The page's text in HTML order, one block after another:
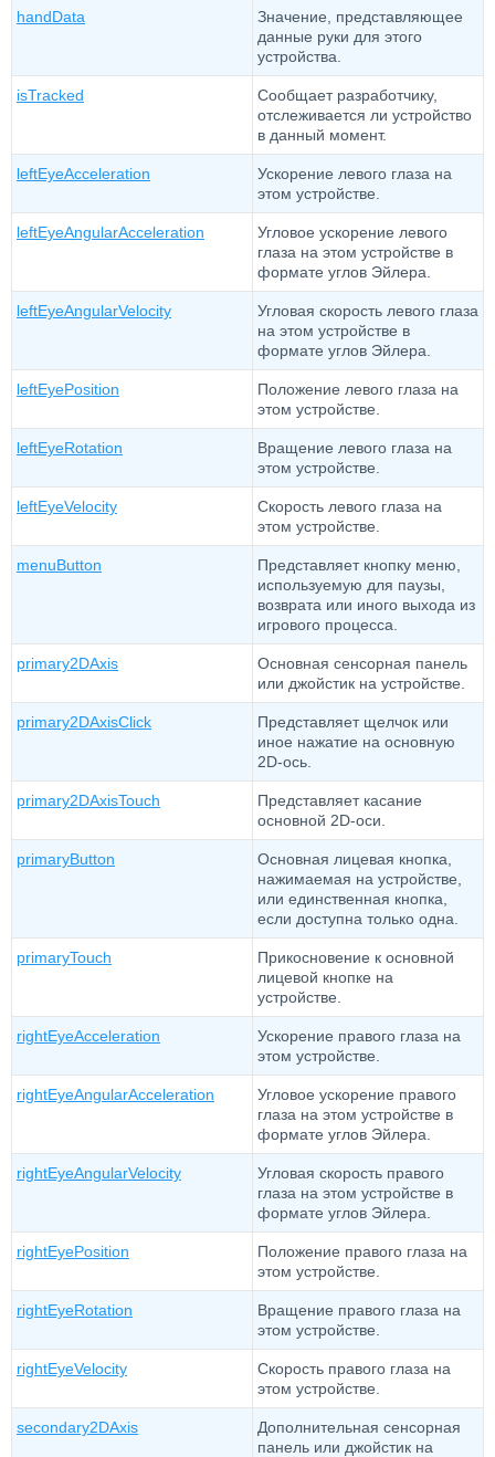
handData
Значение, представляющее
данные руки для этого
устройства.
isTracked
Сообщает разработчику,
отслеживается ли устройство
в данный момент.
leftEyeAcceleration
Ускорение левого глаза на
этом устройстве.
leftEyeAngularAcceleration
Угловое ускорение левого
глаза на этом устройстве в
формате углов Эйлера.
leftEyeAngularVelocity
Угловая скорость левого глаза
на этом устройстве в
формате углов Эйлера.
leftEyePosition
Положение левого глаза на
этом устройстве.
leftEyeRotation
Вращение левого глаза на
этом устройстве.
leftEyeVelocity
Скорость левого глаза на
этом устройстве.
menuButton
Представляет кнопку меню,
используемую для паузы,
возврата или иного выхода из
игрового процесса.
primary2DAxis
Основная сенсорная панель
или джойстик на устройстве.
primary2DAxisClick
Представляет щелчок или
иное нажатие на основную
2D-ось.
primary2DAxisTouch
Представляет касание
основной 2D-оси.
primaryButton
Основная лицевая кнопка,
нажимаемая на устройстве,
или единственная кнопка,
если доступна только одна.
primaryTouch
Прикосновение к основной
лицевой кнопке на
устройстве.
rightEyeAcceleration
Ускорение правого глаза на
этом устройстве.
rightEyeAngularAcceleration
Угловое ускорение правого
глаза на этом устройстве в
формате углов Эйлера.
rightEyeAngularVelocity
Угловая скорость правого
глаза на этом устройстве в
формате углов Эйлера.
rightEyePosition
Положение правого глаза на
этом устройстве.
rightEyeRotation
Вращение правого глаза на
этом устройстве.
rightEyeVelocity
Скорость правого глаза на
этом устройстве.
secondary2DAxis
Дополнительная сенсорная
панель или джойстик на